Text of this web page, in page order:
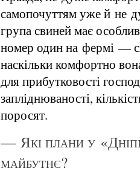
самопочуттям уже й не
група свиней має
номер один на фермі —
наскільки комфортно
для прибутковості
запліднюваності,
поросят.
— Які плани у
майбутнє?